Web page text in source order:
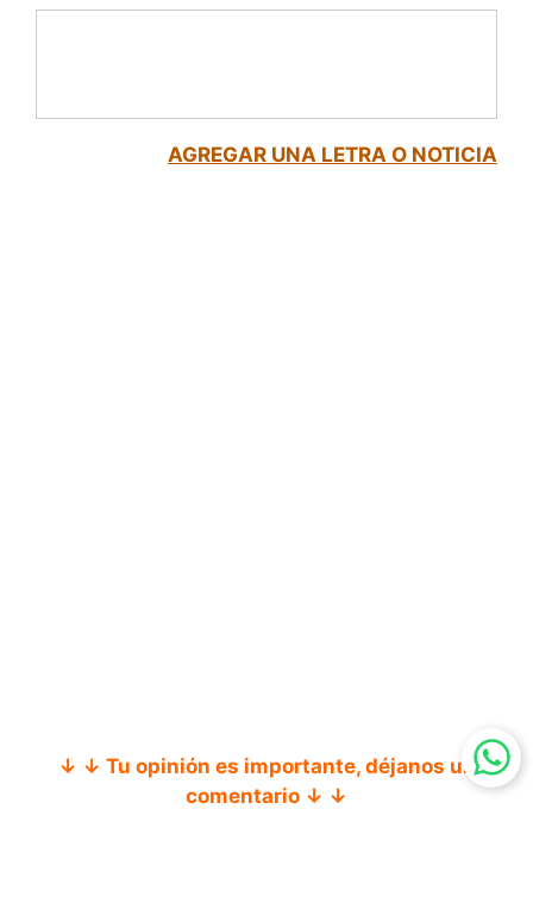
AGREGAR UNA LETRA O NOTICIA
↓ ↓ Tu opinión es importante, déjanos un
comentario ↓ ↓